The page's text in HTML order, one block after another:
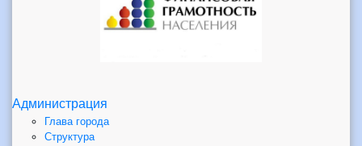
Администрация
Глава города
Структура